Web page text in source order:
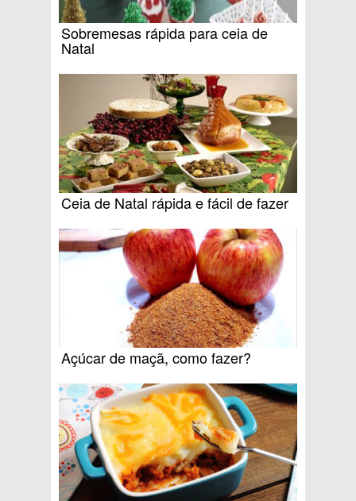
Sobremesas rápida para ceia de
Natal
Ceia de Natal rápida e fácil de fazer
Açúcar de maçã, como fazer?